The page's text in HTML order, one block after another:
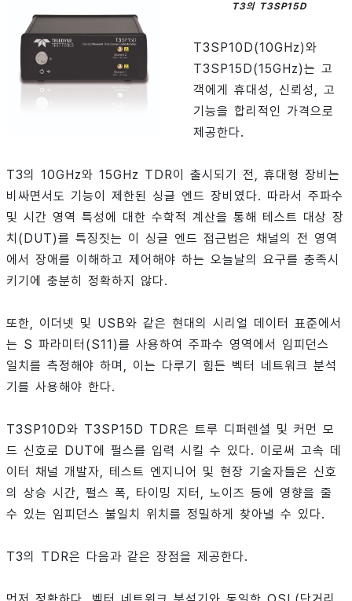
T3의 T3SP15D
T3SP10D(10GHz)와
T3SP15D(15GHz)는 고
객에게 휴대성, 신뢰성, 고
기능을 합리적인 가격으로
제공한다.
T3의 10GHz와 15GHz TDR이 출시되기 전, 휴대형 장비는
비싸면서도 기능이 제한된 싱글 엔드 장비였다. 따라서 주파수
및 시간 영역 특성에 대한 수학적 계산을 통해 테스트 대상 장
치(DUT)를 특징짓는 이 싱글 엔드 접근법은 채널의 전 영역
에서 장애를 이해하고 제어해야 하는 오늘날의 요구를 충족시
키기에 충분히 정확하지 않다.
또한, 이더넷 및 USB와 같은 현대의 시리얼 데이터 표준에서
는 S 파라미터(S11)를 사용하여 주파수 영역에서 임피던스
일치를 측정해야 하며, 이는 다루기 힘든 벡터 네트워크 분석
기를 사용해야 한다.
T3SP10D와 T3SP15D TDR은 트루 디퍼렌셜 및 커먼 모
드 신호로 DUT에 펄스를 입력 시킬 수 있다. 이로써 고속 데
이터 채널 개발자, 테스트 엔지니어 및 현장 기술자들은 신호
의 상승 시간, 펄스 폭, 타이밍 지터, 노이즈 등에 영향을 줄
수 있는 임피던스 불일치 위치를 정밀하게 찾아낼 수 있다.
T3의 TDR은 다음과 같은 장점을 제공한다.